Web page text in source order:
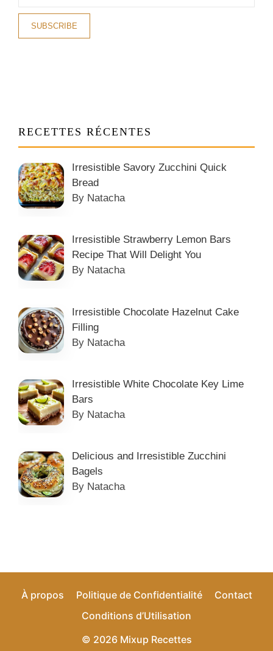
RECETTES RÉCENTES
Irresistible Savory Zucchini Quick
Bread
By Natacha
Irresistible Strawberry Lemon Bars
Recipe That Will Delight You
By Natacha
Irresistible Chocolate Hazelnut Cake
Filling
By Natacha
Irresistible White Chocolate Key Lime
Bars
By Natacha
Delicious and Irresistible Zucchini
Bagels
By Natacha
À propos Politique de Confidentialité
Contact
Conditions d’Utilisation
© 2026 Mixup Recettes